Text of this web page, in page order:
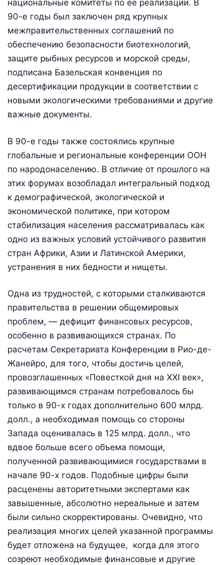
национальные комитеты по ее реализации. В
90-е годы был заключен ряд крупных
межправительственных соглашений по
обеспечению безопасности биотехнологий,
защите рыбных ресурсов и морской среды,
подписана Базельская конвенция по
десертификации продукции в соответствии с
новыми экологическими требованиями и другие
важные документы.
В 90-е годы также состоялись крупные
глобальные и региональные конференции ООН
по народонаселению. В отличие от прошлого на
этих форумах возобладал интегральный подход
к демографической, экологической и
экономической политике, при котором
стабилизация населения рассматривалась как
одно из важных условий устойчивого развития
стран Африки, Азии и Латинской Америки,
устранения в них бедности и нищеты.
Одна из трудностей, с которыми сталкиваются
правительства в решении общемировых
проблем, — дефицит финансовых ресурсов,
особенно в развивающихся странах. По
расчетам Секретариата Конференции в Рио-де-
Жанейро, для того, чтобы достичь целей,
провозглашенных «Повесткой дня на XXI век»,
развивающимся странам потребовалось бы
только в 90-х годах дополнительно 600 млрд.
долл., а необходимая помощь со стороны
Запада оценивалась в 125 млрд. долл., что
вдвое больше всего объема помощи,
полученной развивающимися государствами в
начале 90-х годов. Подобные цифры были
расценены авторитетными экспертами как
завышенные, абсолютно нереальные и затем
были сильно скорректированы. Очевидно, что
реализация многих целей указанной программы
будет отложена на будущее, когда для этого
созреют необходимые финансовые и другие